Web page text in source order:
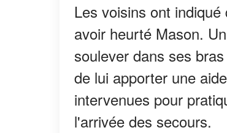
Les voisins ont
avoir heurté Mason.
soulever dans ses
de lui apporter une
intervenues pour
l'arrivée des secours.